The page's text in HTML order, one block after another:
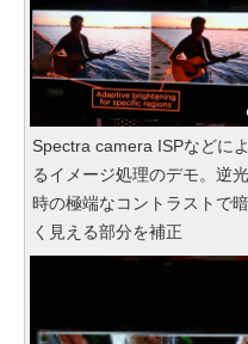
Spectra camera ISPなどによ
るイメージ処理のデモ。逆光
時の極端なコントラストで暗
く見える部分を補正